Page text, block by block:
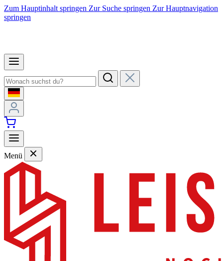
Zum Hauptinhalt springen Zur Suche springen Zur Hauptnavigation
springen
Menü